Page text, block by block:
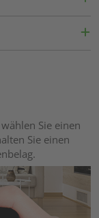
Sie einen
Sie einen